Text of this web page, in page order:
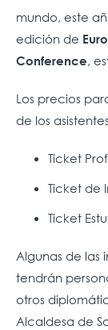
mundo, este
edición de
Conference,
Los precios
de los
Ticket
Ticket de
Ticket
Algunas de las
tendrán
otros
Alcaldesa de